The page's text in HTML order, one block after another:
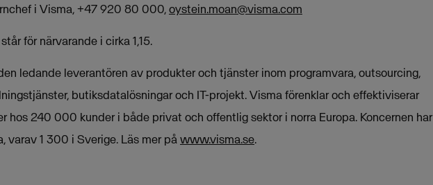
i Visma, +47 920 80 000,oystein.moan@visma.com
för närvarande i cirka 1,15.
ledande leverantören av produkter och tjänster inom programvara, outsourcing,
butiksdatalösningar och IT-projekt. Visma förenklar och effektiviserar
hos 240 000 kunder i både privat och offentlig sektor i norra Europa. Koncernen har
1 300 i Sverige. Läs mer påwww.visma.se.